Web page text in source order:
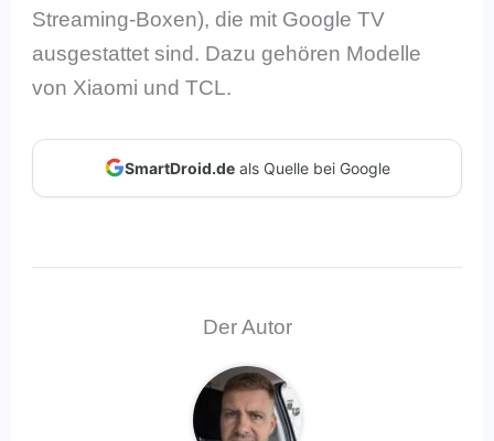
Streaming-Boxen), die mit Google TV
ausgestattet sind. Dazu gehören Modelle
von Xiaomi und TCL.
SmartDroid.deals Quelle bei Google
Der Autor